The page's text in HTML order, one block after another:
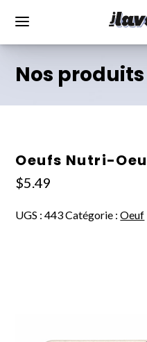
Nos produits
Oeufs Nutri-
$5.49
UGS :443Catégorie :Oeuf